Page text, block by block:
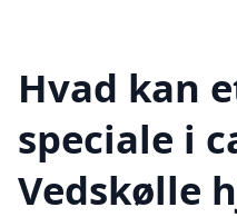
Hvad kan
speciale i
Vedskølle